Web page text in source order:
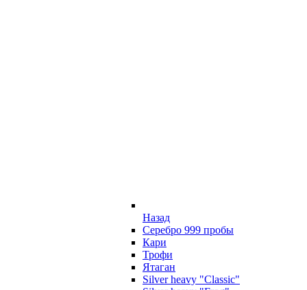
Назад
Серебро 999 пробы
Кари
Трофи
Ятаган
Silver heavy "Classic"